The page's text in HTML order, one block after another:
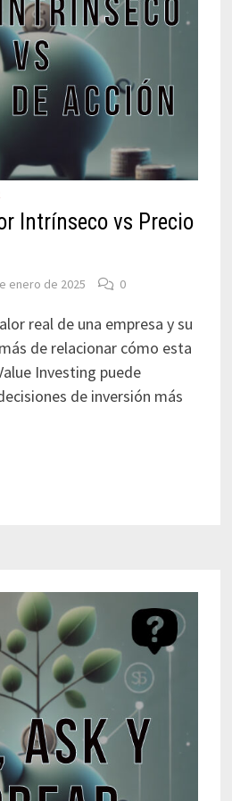
Intrínseco vs Precio
enero de 2025 0
real de una empresa y su
de relacionar cómo esta
Investing puede
de inversión más